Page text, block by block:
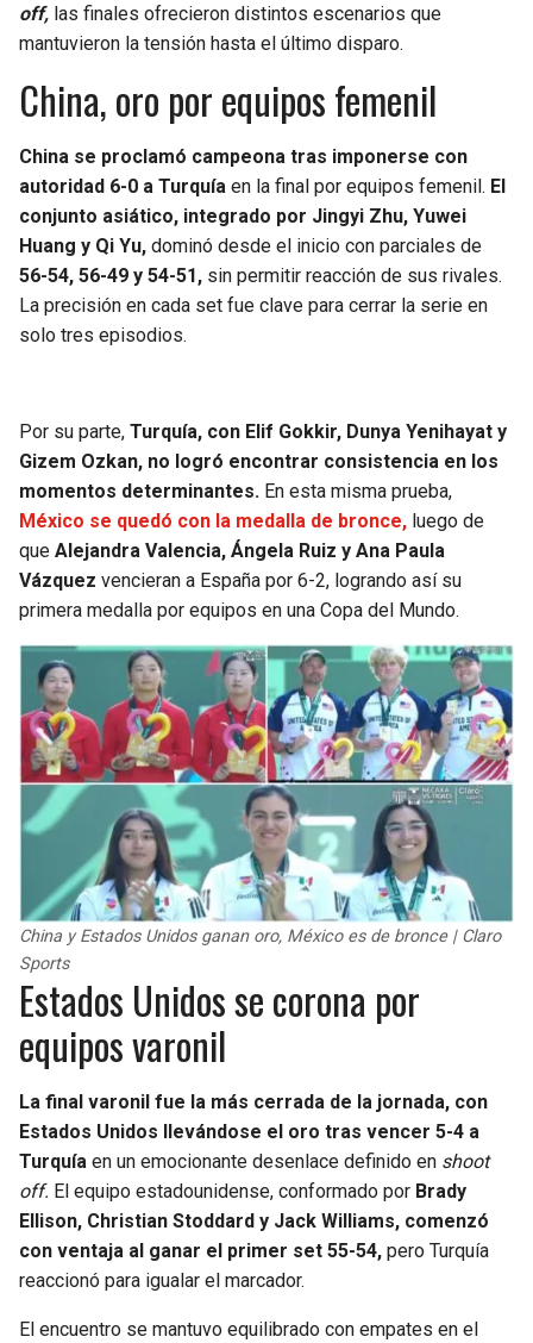
VIKINGS
FALCONS
PANTHERS
SAINTS
BUCCANEERS
THUNDER
TRAIL BLAZERS
JAZZ
off, las finales ofrecieron distintos escenarios que
mantuvieron la tensión hasta el último disparo.
China, oro por equipos femenil
China se proclamó campeona tras imponerse con
autoridad 6-0 a Turquía en la final por equipos femenil. El
conjunto asiático, integrado por Jingyi Zhu, Yuwei
Huang y Qi Yu, dominó desde el inicio con parciales de
56-54, 56-49 y 54-51, sin permitir reacción de sus rivales.
La precisión en cada set fue clave para cerrar la serie en
solo tres episodios.
Por su parte, Turquía, con Elif Gokkir, Dunya Yenihayat y
Gizem Ozkan, no logró encontrar consistencia en los
momentos determinantes. En esta misma prueba,
México se quedó con la medalla de bronce, luego de
que Alejandra Valencia, Ángela Ruiz y Ana Paula
Vázquez vencieran a España por 6-2, logrando así su
primera medalla por equipos en una Copa del Mundo.
China y Estados Unidos ganan oro, México es de bronce | Claro
Sports
Estados Unidos se corona por
equipos varonil
La final varonil fue la más cerrada de la jornada, con
Estados Unidos llevándose el oro tras vencer 5-4 a
Turquía en un emocionante desenlace definido en shoot
off. El equipo estadounidense, conformado por Brady
Ellison, Christian Stoddard y Jack Williams, comenzó
con ventaja al ganar el primer set 55-54, pero Turquía
reaccionó para igualar el marcador.
El encuentro se mantuvo equilibrado con empates en el